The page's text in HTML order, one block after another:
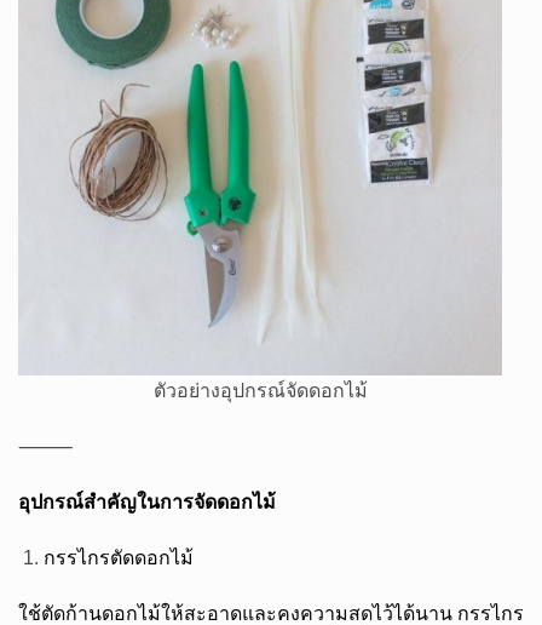
ตัวอย่างอุปกรณ์จัดดอกไม้
⸻
อุปกรณ์สำคัญในการจัดดอกไม้
กรรไกรตัดดอกไม้
ใช้ตัดก้านดอกไม้ให้สะอาดและคงความสดไว้ได้นาน กรรไกร